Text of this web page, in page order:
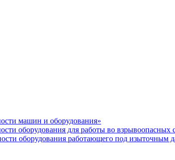
машин и оборудования»
оборудования для работы во взрывоопасных
оборудования работающего под изыточным